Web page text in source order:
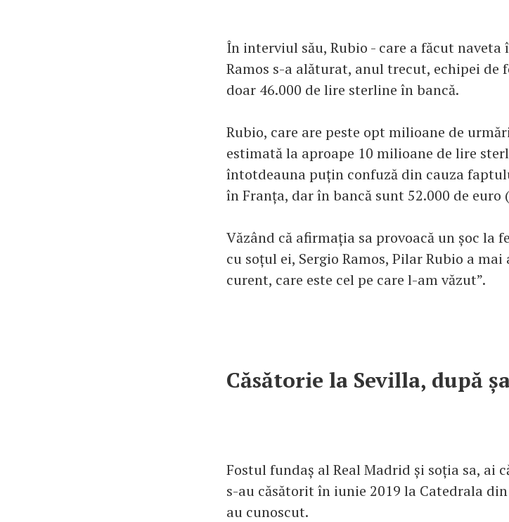
În interviul său, Rubio - care a făcut
Ramos s-a alăturat, anul trecut, echipei de
doar 46.000 de lire sterline în bancă.
Rubio, care are peste opt milioane de
estimată la aproape 10 milioane de lire
întotdeauna puțin confuză din cauza
în Franța, dar în bancă sunt 52.000 de euro
Văzând că afirmația sa provoacă un șoc la
cu soțul ei, Sergio Ramos, Pilar Rubio a
curent, care este cel pe care l-am văzut”.
Căsătorie la Sevilla, după
Fostul fundaș al Real Madrid și soția sa, ai
s-au căsătorit în iunie 2019 la Catedrala
au cunoscut.